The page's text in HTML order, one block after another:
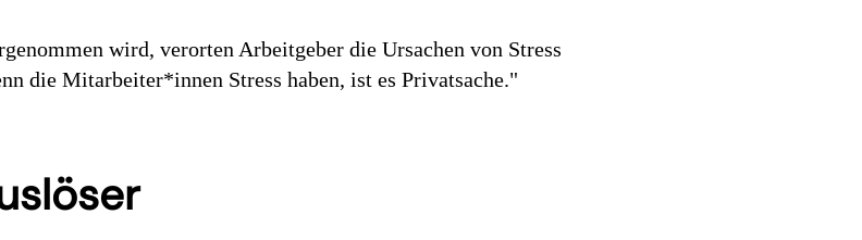
wird, verorten Arbeitgeber die Ursachen von Stress
die Mitarbeiter*innen Stress haben, ist es Privatsache."